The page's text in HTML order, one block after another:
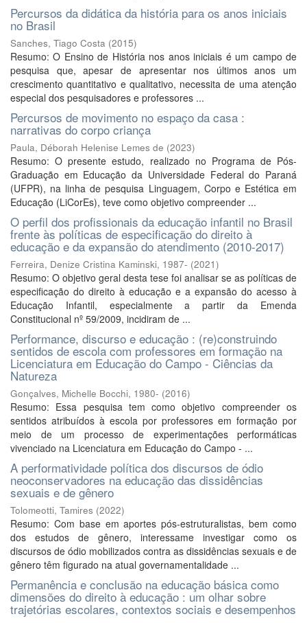
Percursos da didática da história para os anos iniciais
no Brasil
Sanches, Tiago Costa (2015)
Resumo: O Ensino de História nos anos iniciais é um campo de
pesquisa que, apesar de apresentar nos últimos anos um
crescimento quantitativo e qualitativo, necessita de uma atenção
especial dos pesquisadores e professores ...
Percursos de movimento no espaço da casa :
narrativas do corpo criança
Paula, Déborah Helenise Lemes de (2023)
Resumo: O presente estudo, realizado no Programa de Pós-
Graduação em Educação da Universidade Federal do Paraná
(UFPR), na linha de pesquisa Linguagem, Corpo e Estética em
Educação (LiCorEs), teve como objetivo compreender ...
O perfil dos profissionais da educação infantil no Brasil
frente às políticas de especificação do direito à
educação e da expansão do atendimento (2010-2017)
Ferreira, Denize Cristina Kaminski, 1987- (2021)
Resumo: O objetivo geral desta tese foi analisar se as políticas de
especificação do direito à educação e a expansão do acesso à
Educação Infantil, especialmente a partir da Emenda
Constitucional nº 59/2009, incidiram de ...
Performance, discurso e educação : (re)construindo
sentidos de escola com professores em formação na
Licenciatura em Educação do Campo - Ciências da
Natureza
Gonçalves, Michelle Bocchi, 1980- (2016)
Resumo: Essa pesquisa tem como objetivo compreender os
sentidos atribuídos à escola por professores em formação por
meio de um processo de experimentações performáticas
vivenciado na Licenciatura em Educação do Campo - ...
A performatividade política dos discursos de ódio
neoconservadores na educação das dissidências
sexuais e de gênero
Tolomeotti, Tamires (2022)
Resumo: Com base em aportes pós-estruturalistas, bem como
dos estudos de gênero, interessame investigar como os
discursos de ódio mobilizados contra as dissidências sexuais e de
gênero têm figurado na atual governamentalidade ...
Permanência e conclusão na educação básica como
dimensões do direito à educação : um olhar sobre
trajetórias escolares, contextos sociais e desempenhos